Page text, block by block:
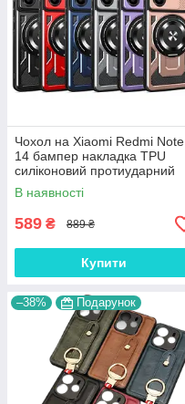
Чохол на Xiaomi Redmi Note
14 бампер накладка TPU
силіконовий протиударний
оригінальний "RUGED
ARMOR "
В наявності
589 ₴ 889 ₴
Купити
–38% Подарунок